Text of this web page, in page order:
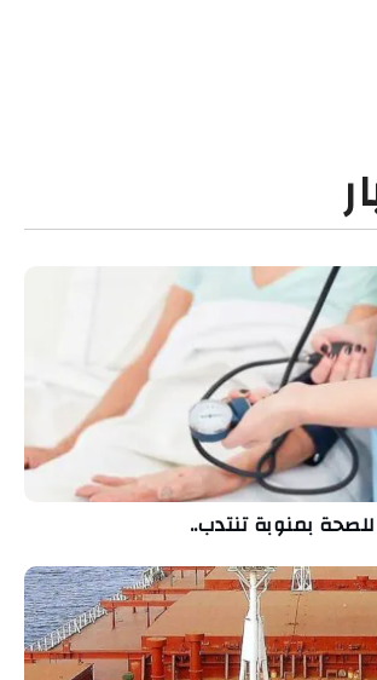
بمنوبة تنتدب..